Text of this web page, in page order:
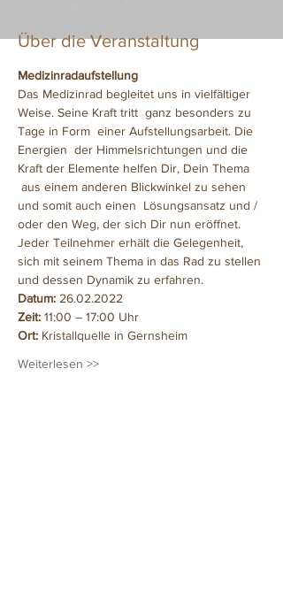
Über die Veranstaltung
Medizinradaufstellung
Das Medizinrad begleitet uns in vielfältiger
Weise. Seine Kraft tritt  ganz besonders zu
Tage in Form  einer Aufstellungsarbeit. Die
Energien  der Himmelsrichtungen und die
Kraft der Elemente helfen Dir, Dein Thema
aus einem anderen Blickwinkel zu sehen
und somit auch einen  Lösungsansatz und /
oder den Weg, der sich Dir nun eröffnet.
Jeder Teilnehmer erhält die Gelegenheit,
sich mit seinem Thema in das Rad zu stellen
und dessen Dynamik zu erfahren.
Datum: 26.02.2022
Zeit: 11:00 – 17:00 Uhr
Ort: Kristallquelle in Gernsheim
Weiterlesen >>